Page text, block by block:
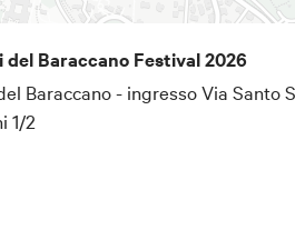
di musica soft house
10 giugno
d’estate – emozioni
del Baraccano Festival 2026
Baraccano - ingresso Via Santo
1/2